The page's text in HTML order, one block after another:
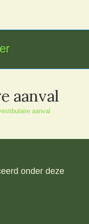
aanval
aanval
onder deze